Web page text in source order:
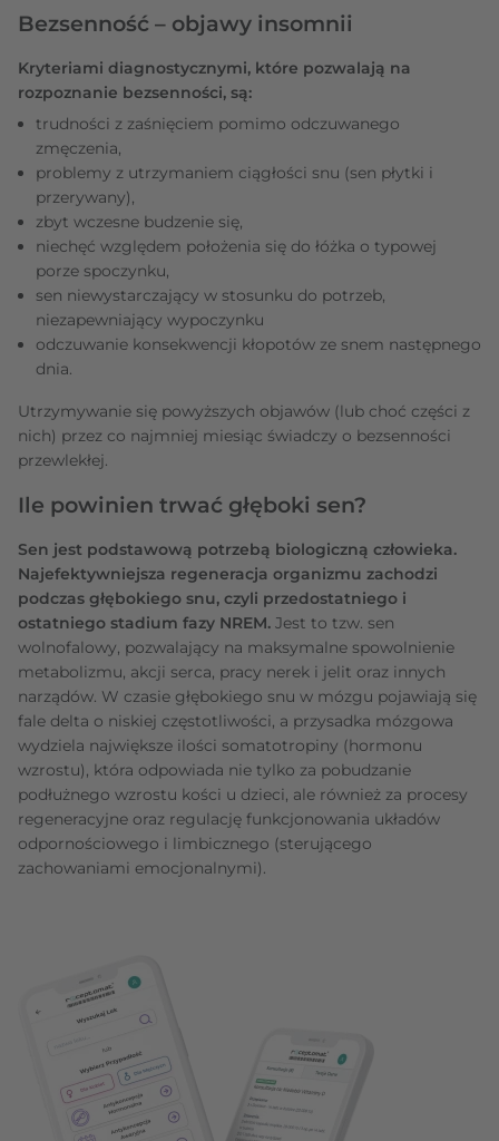
Bezsenność – objawy insomnii
Kryteriami diagnostycznymi, które pozwalają na
rozpoznanie bezsenności, są:
trudności z zaśnięciem pomimo odczuwanego
zmęczenia,
problemy z utrzymaniem ciągłości snu (sen płytki i
przerywany),
zbyt wczesne budzenie się,
niechęć względem położenia się do łóżka o typowej
porze spoczynku,
sen niewystarczający w stosunku do potrzeb,
niezapewniający wypoczynku
odczuwanie konsekwencji kłopotów ze snem następnego
dnia.
Utrzymywanie się powyższych objawów (lub choć części z
nich) przez co najmniej miesiąc świadczy o bezsenności
przewlekłej.
Ile powinien trwać głęboki sen?
Sen jest podstawową potrzebą biologiczną człowieka.
Najefektywniejsza regeneracja organizmu zachodzi
podczas głębokiego snu, czyli przedostatniego i
ostatniego stadium fazy NREM. Jest to tzw. sen
wolnofalowy, pozwalający na maksymalne spowolnienie
metabolizmu, akcji serca, pracy nerek i jelit oraz innych
narządów. W czasie głębokiego snu w mózgu pojawiają się
fale delta o niskiej częstotliwości, a przysadka mózgowa
wydziela największe ilości somatotropiny (hormonu
wzrostu), która odpowiada nie tylko za pobudzanie
podłużnego wzrostu kości u dzieci, ale również za procesy
regeneracyjne oraz regulację funkcjonowania układów
odpornościowego i limbicznego (sterującego
zachowaniami emocjonalnymi).